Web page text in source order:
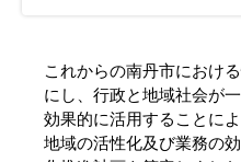
これからの南丹市におけ
にし、行政と地域社会が
効果的に活用することに
地域の活性化及び業務の